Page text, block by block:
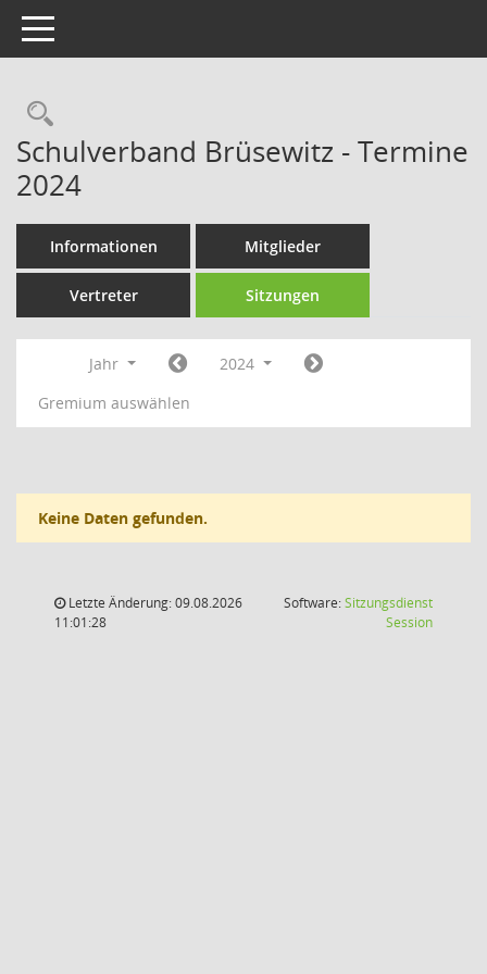
Toggle navigation
Rechercheauswahl
Schulverband Brüsewitz - Termine
2024
Informationen Mitglieder
Vertreter Sitzungen
Jahr
2024
Gremium auswählen
Keine Daten gefunden.
Letzte Änderung: 09.08.2026
11:01:28
Software:Sitzungsdienst
Session(Wird in